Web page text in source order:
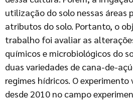
utilização do solo nessas áreas
atributos do solo. Portanto, o
trabalho foi avaliar as
químicos e microbiológicos do
duas variedades de cana-de-
regimes hídricos. O
desde 2010 no campo